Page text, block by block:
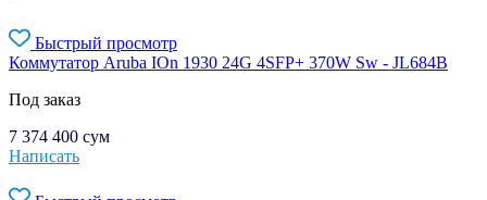
Быстрый просмотр
Коммутатор Aruba IOn 1930 24G 4SFP+ 370W Sw - JL684B
Под заказ
7 374 400 сум
Написать